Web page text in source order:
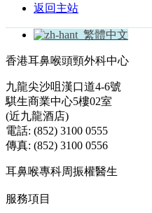
返回主站
繁體中文
香港耳鼻喉頭頸外科中心
九龍尖沙咀漢口道4-6號
騏生商業中心5樓02室
(近九龍酒店)
電話: (852) 3100 0555
傳真: (852) 3100 0556
耳鼻喉專科周振權醫生
服務項目